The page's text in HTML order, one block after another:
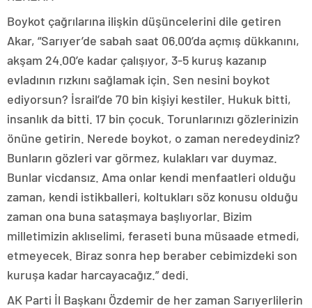
Boykot çağrılarına ilişkin düşüncelerini dile getiren
Akar, “Sarıyer’de sabah saat 06.00’da açmış dükkanını,
akşam 24.00’e kadar çalışıyor, 3-5 kuruş kazanıp
evladının rızkını sağlamak için. Sen nesini boykot
ediyorsun? İsrail’de 70 bin kişiyi kestiler. Hukuk bitti,
insanlık da bitti. 17 bin çocuk. Torunlarınızı gözlerinizin
önüne getirin. Nerede boykot, o zaman neredeydiniz?
Bunların gözleri var görmez, kulakları var duymaz.
Bunlar vicdansız. Ama onlar kendi menfaatleri olduğu
zaman, kendi istikballeri, koltukları söz konusu olduğu
zaman ona buna sataşmaya başlıyorlar. Bizim
milletimizin aklıselimi, feraseti buna müsaade etmedi,
etmeyecek. Biraz sonra hep beraber cebimizdeki son
kuruşa kadar harcayacağız.” dedi.
AK Parti İl Başkanı Özdemir de her zaman Sarıyerlilerin